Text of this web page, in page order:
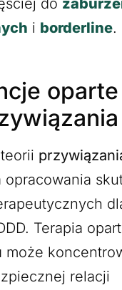
do
i borderline.
oparte
opracowania
Terapia
może
relacji